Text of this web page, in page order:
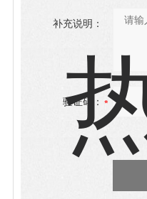
补充说明：
验证码：